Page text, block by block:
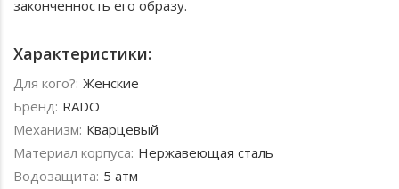
законченность его образу.
Характеристики:
Для кого?: Женские
Бренд: RADO
Механизм: Кварцевый
Материал корпуса: Нержавеющая сталь
Водозащита: 5 атм